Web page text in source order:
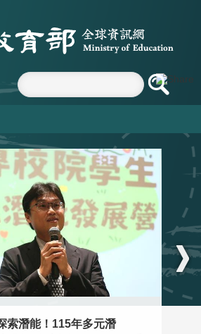
索潛能！115年多元潛